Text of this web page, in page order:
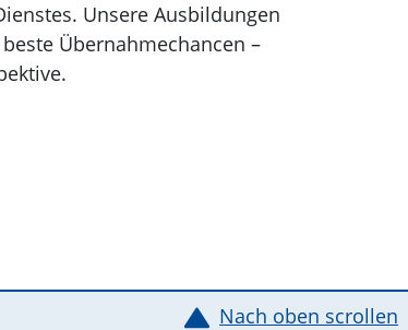
Unsere Ausbildungen
Übernahmechancen –
Nach oben scrollen